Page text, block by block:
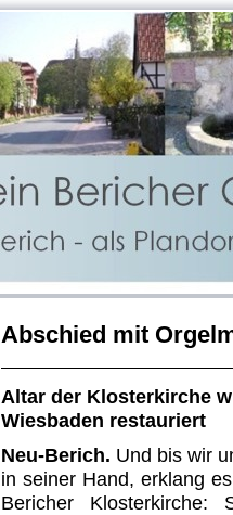
Abschied mit
Altar der Klosterkirche
Wiesbaden restauriert
Neu-Berich. Und bis wir
in seiner Hand, erklang
Bericher